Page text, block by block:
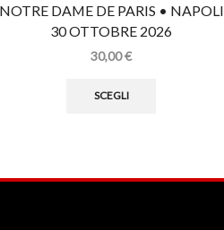
NOTRE DAME DE PARIS • NAPOLI
30 OTTOBRE 2026
30,00€
SCEGLI